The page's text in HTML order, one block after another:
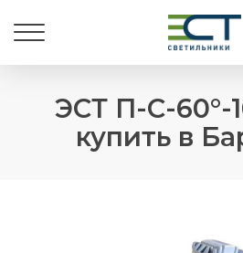
ЭСТ П-С-60°-
купить в